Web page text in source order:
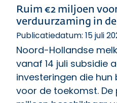
Ruim €2 miljoen
verduurzaming in
Publicatiedatum: 15 juli
Noord-Hollandse
vanaf 14 juli subsidie
investeringen die
voor de toekomst.